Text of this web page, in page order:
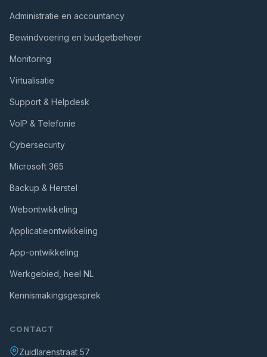
Administratie en accountancy
Bewindvoering en budgetbeheer
Monitoring
Virtualisatie
Support & Helpdesk
VoIP & Telefonie
Cybersecurity
Microsoft 365
Backup & Herstel
Webontwikkeling
Applicatieontwikkeling
App-ontwikkeling
Werkgebied, heel NL
Kennismakingsgesprek
CONTACT
Zuidlarenstraat 57